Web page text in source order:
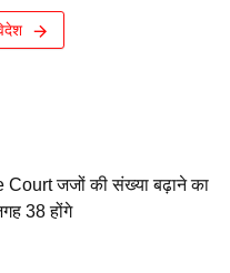
Court जजों की संख्या बढ़ाने का
38 होंगे